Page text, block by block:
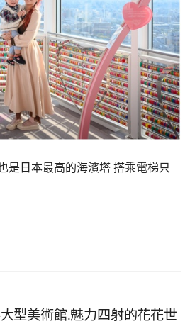
是日本最高的海濱塔 搭乘電梯只
型美術館.魅力四射的花花世